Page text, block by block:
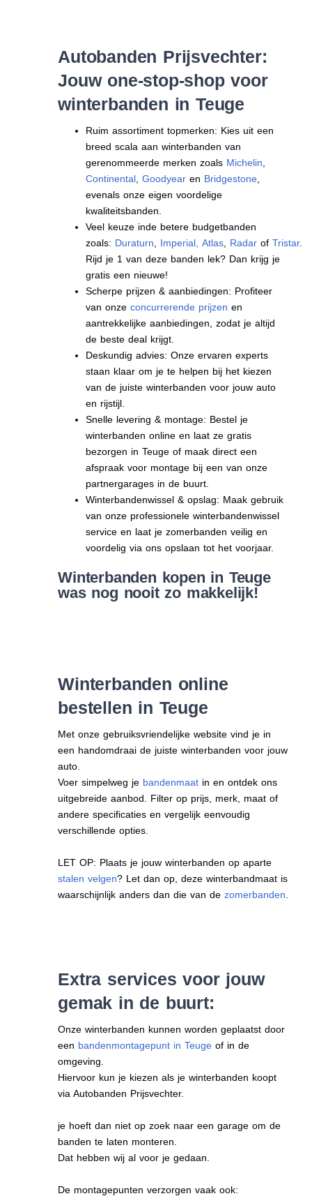
Autobanden Prijsvechter:
Jouw one-stop-shop voor
winterbanden in Teuge
Ruim assortiment topmerken: Kies uit een
breed scala aan winterbanden van
gerenommeerde merken zoals Michelin
Continental ,Goodyear en Bridgestone
evenals onze eigen voordelige
kwaliteitsbanden.
Veel keuze inde betere budgetbanden
zoals: Duraturn Imperial Atlas Radar ofTristar.
Rijd je 1 van deze banden lek? Dan krijg je
gratis een nieuwe!
Scherpe prijzen & aanbiedingen: Profiteer
van onzeconcurrerende prijzen en
aantrekkelijke aanbiedingen, zodat je altijd
de beste deal krijgt.
Deskundig advies: Onze ervaren experts
staan klaar om je te helpen bij het kiezen
van de juiste winterbanden voor jouw auto
en rijstijl.
Snelle levering & montage: Bestel je
winterbanden online en laat ze gratis
bezorgen in Teuge of maak direct een
afspraak voor montage bij een van onze
partnergarages in de buurt.
Winterbandenwissel & opslag: Maak gebruik
van onze professionele winterbandenwissel
service en laat je zomerbanden veilig en
voordelig via ons opslaan tot het voorjaar.
Winterbanden kopen in Teuge
was nog nooit zo makkelijk!
Winterbanden online
bestellen in Teuge
Met onze gebruiksvriendelijke website vind je in
een handomdraai de juiste winterbanden voor jouw
auto.
Voer simpelweg je bandenmaat in en ontdek ons
uitgebreide aanbod. Filter op prijs, merk, maat of
andere specificaties en vergelijk eenvoudig
verschillende opties.
LET OP: Plaats je jouw winterbanden op aparte
stalen velgen? Let dan op, deze winterbandmaat is
waarschijnlijk anders dan die van dezomerbanden
Extra services voor jouw
gemak in de buurt:
Onze winterbanden kunnen worden geplaatst door
een bandenmontagepunt in Teuge of in de
omgeving.
Hiervoor kun je kiezen als je winterbanden koopt
via Autobanden Prijsvechter.
je hoeft dan niet op zoek naar een garage om de
banden te laten monteren.
Dat hebben wij al voor je gedaan.
De montagepunten verzorgen vaak ook: